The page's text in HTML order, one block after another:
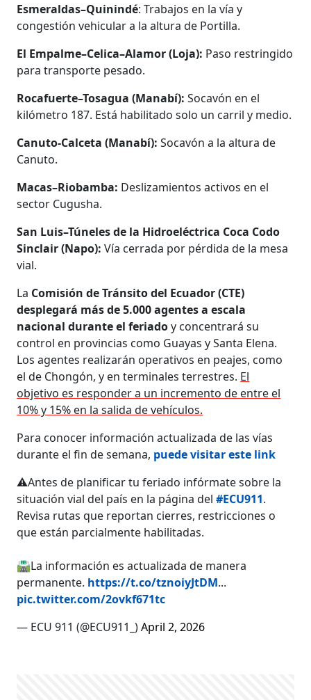
Esmeraldas–Quinindé: Trabajos en la vía y
congestión vehicular a la altura de Portilla.
El Empalme–Celica–Alamor (Loja): Paso restringido
para transporte pesado.
Rocafuerte–Tosagua (Manabí): Socavón en el
kilómetro 187. Está habilitado solo un carril y medio.
Canuto-Calceta (Manabí):Socavón a la altura de
Canuto.
Macas–Riobamba: Deslizamientos activos en el
sector Cugusha.
San Luis–Túneles de la Hidroeléctrica Coca Codo
Sinclair (Napo): Vía cerrada por pérdida de la mesa
vial.
La Comisión de Tránsito del Ecuador (CTE)
desplegará más de 5.000 agentes a escala
nacional durante el feriadoy concentrará su
control en provincias como Guayas y Santa Elena.
Los agentes realizarán operativos en peajes, como
el de Chongón, y en terminales terrestres. El
objetivo es responder a un incremento de entre el
10% y 15% en la salida de vehículos.
Para conocer información actualizada de las vías
durante el fin de semana, puede visitar este link
⚠️Antes de planificar tu feriado infórmate sobre la
situación vial del país en la página del#ECU911.
Revisa rutas que reportan cierres, restricciones o
que están parcialmente habilitadas.
🛣️La información es actualizada de manera
permanente. https://t.co/tznoiyJtDM...
pic.twitter.com/2ovkf671tc
— ECU 911 (@ECU911_)April 2, 2026